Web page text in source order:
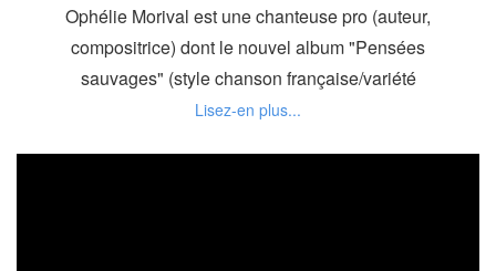
Ophélie Morival est une chanteuse pro (auteur,
compositrice) dont le nouvel album "Pensées
sauvages" (style chanson française/variété
française) est sorti le 5 mars 2018. Tous les titres de